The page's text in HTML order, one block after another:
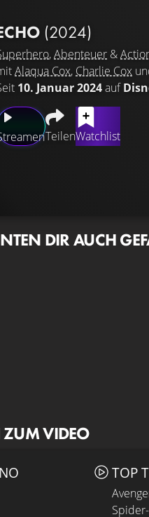
(2024)
,Abenteuer &
Alaqua Cox, Charlie Cox
10. Januar 2024auf
TeilenWatchlist
DIR AUCH
ZUM VIDEO
TOP